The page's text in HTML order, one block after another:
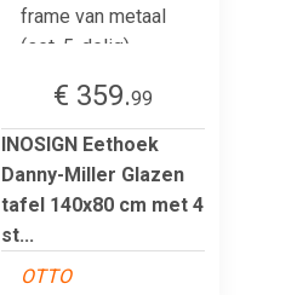
€ 359.99
INOSIGN Eethoek
Danny-Miller Glazen
tafel 140x80 cm met 4
st...
OTTO